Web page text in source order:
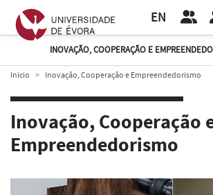
EN
INOVAÇÃO, COOPERAÇÃO E
Início Inovação, Cooperação e Empreendedorismo
Inovação, Cooperação
Empreendedorismo